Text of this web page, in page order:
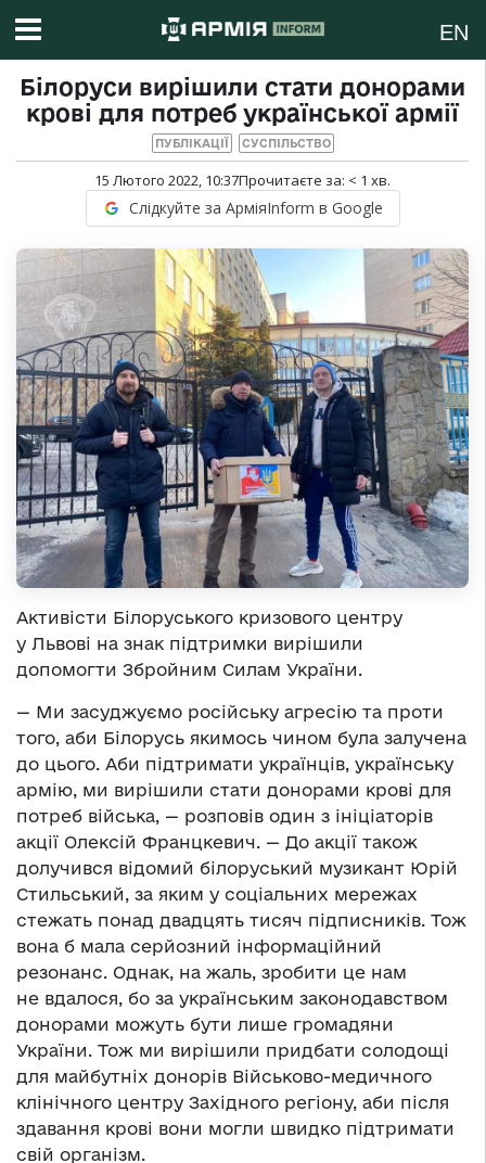
EN
Білоруси вирішили стати донорами
крові для потреб української армії
ПУБЛІКАЦІЇ СУСПІЛЬСТВО
15 Лютого 2022, 10:37Прочитаєте за: < 1 хв.
Слідкуйте за АрміяInform в Google
Активісти Білоруського кризового центру
у Львові на знак підтримки вирішили
допомогти Збройним Силам України.
— Ми засуджуємо російську агресію та проти
того, аби Білорусь якимось чином була залучена
до цього. Аби підтримати українців, українську
армію, ми вирішили стати донорами крові для
потреб війська, — розповів один з ініціаторів
акції Олексій Францкевич. — До акції також
долучився відомий білоруський музикант Юрій
Стильський, за яким у соціальних мережах
стежать понад двадцять тисяч підписників. Тож
вона б мала серйозний інформаційний
резонанс. Однак, на жаль, зробити це нам
не вдалося, бо за українським законодавством
донорами можуть бути лише громадяни
України. Тож ми вирішили придбати солодощі
для майбутніх донорів Військово-медичного
клінічного центру Західного регіону, аби після
здавання крові вони могли швидко підтримати
свій організм.